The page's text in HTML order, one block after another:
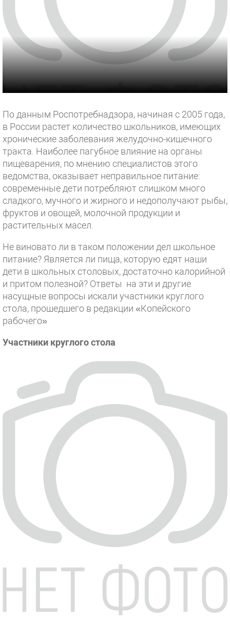
По данным Роспотребнадзора, начиная с 2005 года,
в России растет количество школьников, имеющих
хронические заболевания желудочно-кишечного
тракта. Наиболее пагубное влияние на органы
пищеварения, по мнению специалистов этого
ведомства, оказывает неправильное питание:
современные дети потребляют слишком много
сладкого, мучного и жирного и недополучают рыбы,
фруктов и овощей, молочной продукции и
растительных масел.
Не виновато ли в таком положении дел школьное
питание? Является ли пища, которую едят наши
дети в школьных столовых, достаточно калорийной
и притом полезной? Ответы на эти и другие
насущные вопросы искали участники круглого
стола, прошедшего в редакции «Копейского
рабочего»
Участники круглого стола